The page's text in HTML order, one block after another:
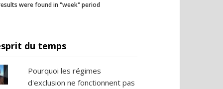
were found in "week" period
du temps
Pourquoi les régimes
d'exclusion ne fonctionnent pas